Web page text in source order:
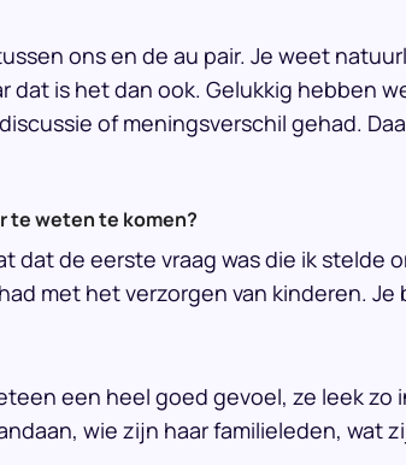
ons en de au pair. Je weet
dat is het dan ook. Gelukkig hebben
of meningsverschil gehad.
te weten te komen?
dat de eerste vraag was die ik stelde
met het verzorgen van kinderen.
een heel goed gevoel, ze leek zo
wie zijn haar familieleden, wat